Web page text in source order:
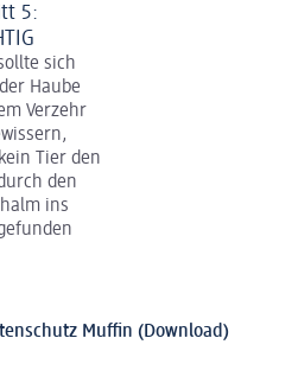
5:
sich
Haube
Verzehr
Tier den
den
ins
Muffin (Download)